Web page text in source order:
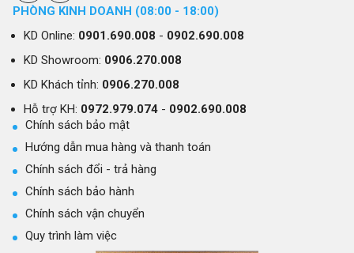
PHÒNG KINH DOANH (08:00 - 18:00)
KD Online: 0901.690.008 - 0902.690.008
KD Showroom: 0906.270.008
KD Khách tỉnh: 0906.270.008
Hỗ trợ KH: 0972.979.074- 0902.690.008
Chính sách bảo mật
Hướng dẫn mua hàng và thanh toán
Chính sách đổi - trả hàng
Chính sách bảo hành
Chính sách vận chuyển
Quy trình làm việc